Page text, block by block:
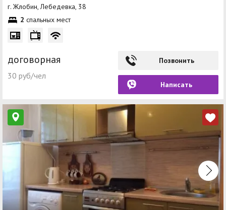
г. Жлобин, Лебедевка, 38
2 спальных мест
договорная
30 руб/чел
Позвонить
Написать